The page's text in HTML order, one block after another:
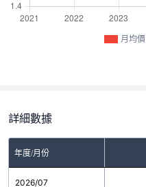
月均價
詳細數據
年度/月份
2026/07